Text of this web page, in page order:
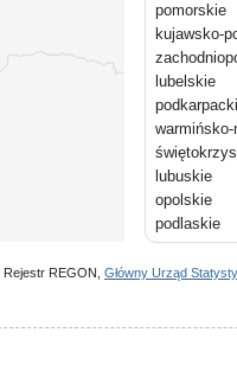
pomorskie
kujawsko-
lubelskie
lubuskie
opolskie
podlaskie
Rejestr REGON, Główny Urząd